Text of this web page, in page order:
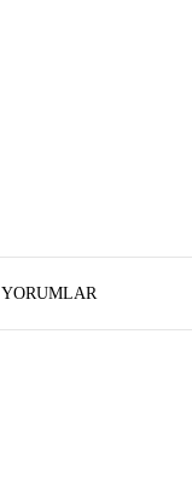
YORUMLAR